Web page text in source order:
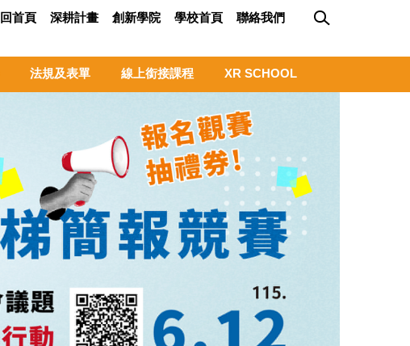
法規及表單 線上銜接課程 XR SCHOOL
回首頁 深耕計畫 創新學院 學校首頁 聯絡我們